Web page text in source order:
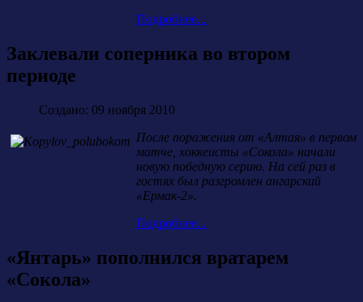
Подробнее...
Заклевали соперника во втором
периоде
Создано: 09 ноября 2010
После поражения от «Алтая» в первом
матче, хоккеисты «Сокола» начали
новую победную серию. На сей раз в
гостях был разгромлен ангарский
«Ермак-2».
Подробнее...
«Янтарь» пополнился вратарем
«Сокола»